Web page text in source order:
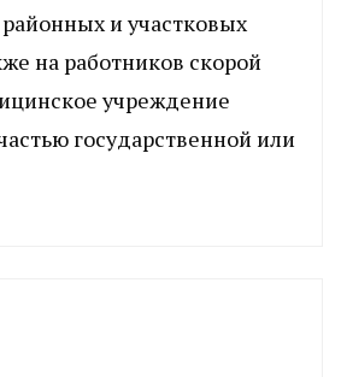
и участковых
на работников скорой
учреждение
государственной или